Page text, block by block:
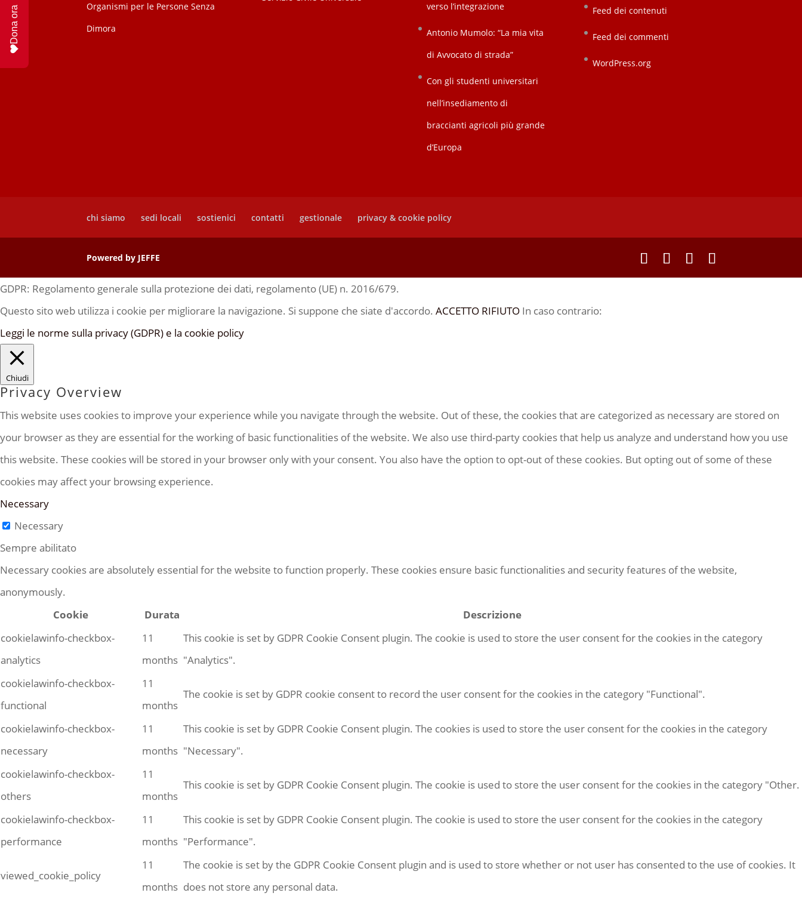
verso l’integrazione
Antonio Mumolo: “La mia vita
di Avvocato di strada”
Con gli studenti universitari
nell’insediamento di
braccianti agricoli più grande
d’Europa
Feed dei contenuti
Feed dei commenti
WordPress.org
chi siamo sedi locali sostienici contatti gestionale privacy & cookie policy
Powered by JEFFE
GDPR: Regolamento generale sulla protezione dei dati, regolamento (UE) n. 2016/679.
Questo sito web utilizza i cookie per migliorare la navigazione. Si suppone che siate d'accordo. ACCETTO RIFIUTO In caso contrario:
Leggi le norme sulla privacy (GDPR) e la cookie policy
Chiudi
Privacy Overview
This website uses cookies to improve your experience while you navigate through the website. Out of these, the cookies that are categorized as necessary are stored on
your browser as they are essential for the working of basic functionalities of the website. We also use third-party cookies that help us analyze and understand how you use
this website. These cookies will be stored in your browser only with your consent. You also have the option to opt-out of these cookies. But opting out of some of these
cookies may affect your browsing experience.
Necessary
Necessary
Sempre abilitato
Necessary cookies are absolutely essential for the website to function properly. These cookies ensure basic functionalities and security features of the website,
anonymously.
Cookie
Durata
Descrizione
cookielawinfo-checkbox-
analytics
11
months
This cookie is set by GDPR Cookie Consent plugin. The cookie is used to store the user consent for the cookies in the category
"Analytics".
cookielawinfo-checkbox-
functional
11
months
The cookie is set by GDPR cookie consent to record the user consent for the cookies in the category "Functional".
cookielawinfo-checkbox-
necessary
11
months
This cookie is set by GDPR Cookie Consent plugin. The cookies is used to store the user consent for the cookies in the category
"Necessary".
cookielawinfo-checkbox-
others
11
months
This cookie is set by GDPR Cookie Consent plugin. The cookie is used to store the user consent for the cookies in the category "Other.
cookielawinfo-checkbox-
performance
11
months
This cookie is set by GDPR Cookie Consent plugin. The cookie is used to store the user consent for the cookies in the category
"Performance".
viewed_cookie_policy
11
months
The cookie is set by the GDPR Cookie Consent plugin and is used to store whether or not user has consented to the use of cookies. It
does not store any personal data.
Dona ora